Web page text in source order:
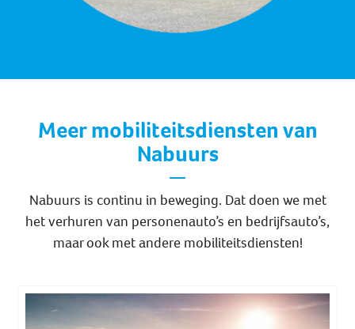
Meer mobiliteitsdiensten van
Nabuurs
Nabuurs is continu in beweging. Dat doen we met
het verhuren van personenauto’s en bedrijfsauto’s,
maar ook met andere mobiliteitsdiensten!